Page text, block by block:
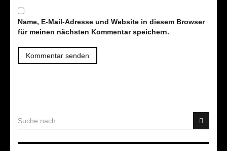
Name, E-Mail-Adresse und Website in diesem Browser
für meinen nächsten Kommentar speichern.